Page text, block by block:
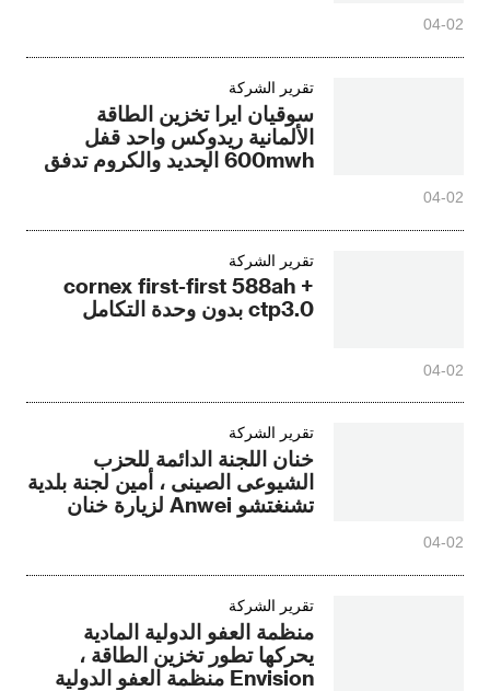
04-02
تقرير الشركة
سوقيان ايرا تخزين الطاقة
الألمانية ريدوكس واحد قفل
600mwh الحديد والكروم تدفق
الأجل
04-02
تقرير الشركة
cornex first-first 588ah +
ctp3.0 بدون وحدة التكامل
04-02
تقرير الشركة
خنان اللجنة الدائمة للحزب
الشيوعى الصينى ، أمين لجنة بلدية
تشنغتشو Anwei لزيارة خنان
04-02
تقرير الشركة
منظمة العفو الدولية المادية
يحركها تطور تخزين الطاقة ،
Envision منظمة العفو الدولية